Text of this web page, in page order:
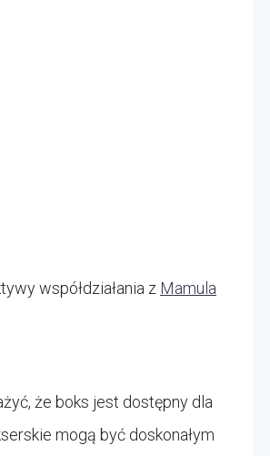
współdziałania z Mamula
że boks jest dostępny dla
mogą być doskonałym